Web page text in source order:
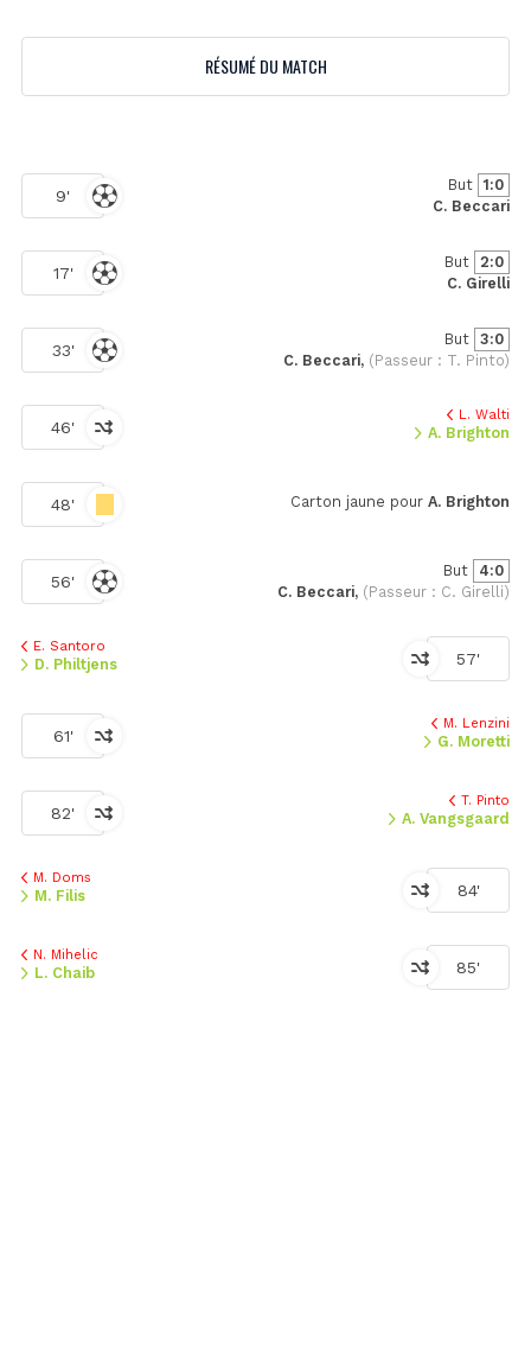
RÉSUMÉ DU MATCH
9'
But 1:0
C. Beccari
17'
But 2:0
C. Girelli
33'
But 3:0
C. Beccari, (Passeur : T. Pinto)
46'
L. Walti
A. Brighton
48' Carton jaune pour A. Brighton
56'
But
4:0
C. Beccari, (Passeur : C. Girelli)
57'
E. Santoro
D. Philtjens
61'
M. Lenzini
G. Moretti
82'
T. Pinto
A. Vangsgaard
84'
M. Doms
M. Filis
85'
N. Mihelic
L. Chaib